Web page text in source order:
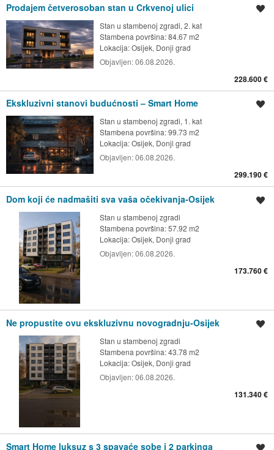
Prodajem četverosoban stan u Crkvenoj ulici
Stan u stambenoj zgradi, 2. kat
Stambena površina: 84.67 m2
Lokacija:Osijek, Donji grad
Objavljen:06.08.2026.
228.600 €
Ekskluzivni stanovi budućnosti – Smart Home
Stan u stambenoj zgradi, 1. kat
Stambena površina: 99.73 m2
Lokacija:Osijek, Donji grad
Objavljen:06.08.2026.
299.190 €
Dom koji će nadmašiti sva vaša očekivanja-Osijek
Stan u stambenoj zgradi
Stambena površina: 57.92 m2
Lokacija:Osijek, Donji grad
Objavljen:06.08.2026.
173.760 €
Ne propustite ovu ekskluzivnu novogradnju-Osijek
Stan u stambenoj zgradi
Stambena površina: 43.78 m2
Lokacija:Osijek, Donji grad
Objavljen:06.08.2026.
131.340 €
Smart Home luksuz s 3 spavaće sobe i 2 parkinga